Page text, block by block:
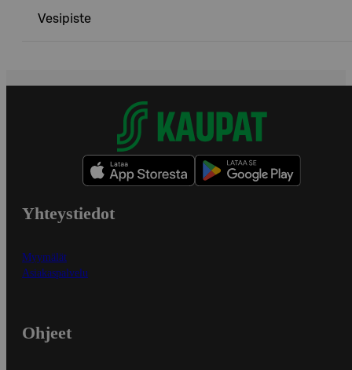
Vesipiste
Yhteystiedot
Myymälät
Asiakaspalvelu
Ohjeet